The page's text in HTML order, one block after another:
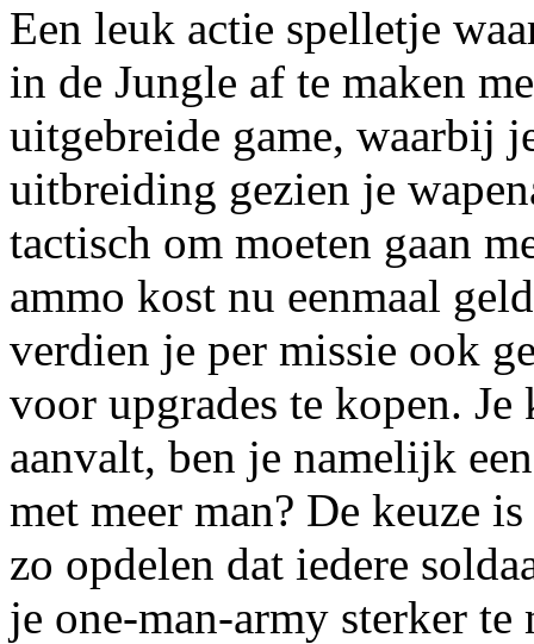
Een leuk actie spelletje
in de Jungle af te maken
uitgebreide game, waarbij
uitbreiding gezien je
tactisch om moeten gaan
ammo kost nu eenmaal
verdien je per missie ook
voor upgrades te kopen.
aanvalt, ben je namelijk
met meer man? De keuze
zo opdelen dat iedere
je one-man-army sterker te